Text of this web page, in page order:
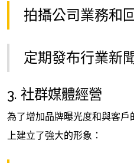
拍攝公司業務和
定期發布行業新
3. 社群媒體經營
為了增加品牌曝光度和與客
上建立了強大的形象：